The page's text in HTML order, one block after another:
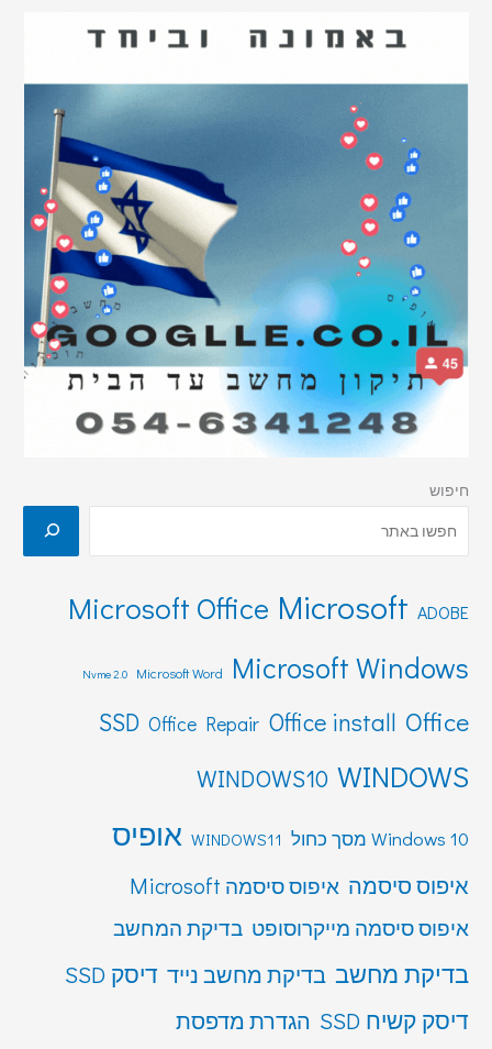
חיפוש
ADOBE
Microsoft
Microsoft Office
Microsoft Windows
Microsoft Word
Nvme 2.0
Office
Office install
Office Repair
SSD
WINDOWS
WINDOWS10
Windows 10 מסך כחול WINDOWS11 אופיס
איפוס סיסמה איפוס סיסמה Microsoft
איפוס סיסמה מייקרוסופט בדיקת המחשב
בדיקת מחשב בדיקת מחשב נייד דיסק SSD
דיסק קשיח SSD
הגדרת מדפסת